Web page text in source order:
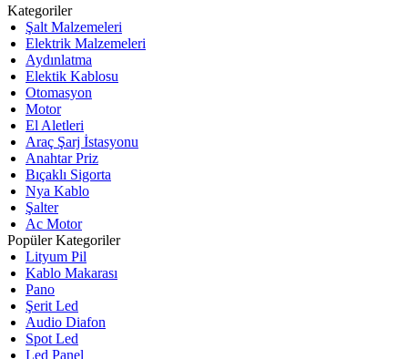
Kategoriler
Şalt Malzemeleri
Elektrik Malzemeleri
Aydınlatma
Elektik Kablosu
Otomasyon
Motor
El Aletleri
Araç Şarj İstasyonu
Anahtar Priz
Bıçaklı Sigorta
Nya Kablo
Şalter
Ac Motor
Popüler Kategoriler
Lityum Pil
Kablo Makarası
Pano
Şerit Led
Audio Diafon
Spot Led
Led Panel